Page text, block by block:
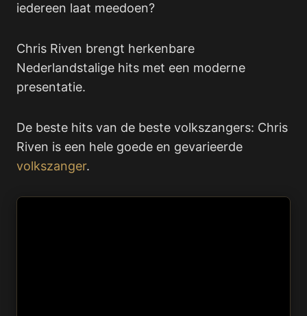
iedereen laat meedoen?
Chris Riven brengt herkenbare
Nederlandstalige hits met een moderne
presentatie.
De beste hits van de beste volkszangers: Chris
Riven is een hele goede en gevarieerde
volkszanger.